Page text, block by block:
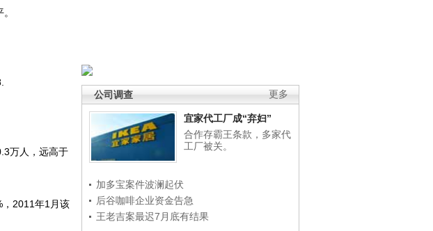
更多
公司调查
宜家代工厂成“弃妇”
合作存霸王条款，多家代
工厂被关。
加多宝案件波澜起伏
后谷咖啡企业资金告急
王老吉案最迟7月底有结果
万人，远高于
2011年1月该